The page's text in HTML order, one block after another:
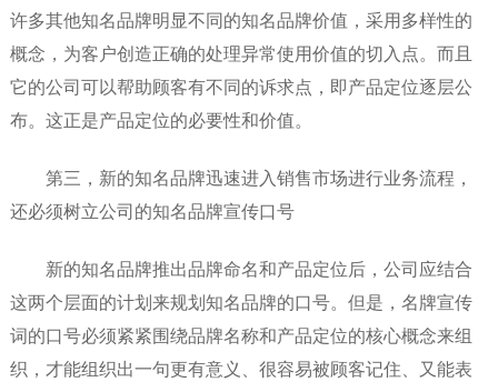
许多其他知名品牌明显不同的知名品牌价值，采用多样性的
概念，为客户创造正确的处理异常使用价值的切入点。而且
它的公司可以帮助顾客有不同的诉求点，即产品定位逐层公
布。这正是产品定位的必要性和价值。
第三，新的知名品牌迅速进入销售市场进行业务流程，
还必须树立公司的知名品牌宣传口号
新的知名品牌推出品牌命名和产品定位后，公司应结合
这两个层面的计划来规划知名品牌的口号。但是，名牌宣传
词的口号必须紧紧围绕品牌名称和产品定位的核心概念来组
织，才能组织出一句更有意义、很容易被顾客记住、又能表